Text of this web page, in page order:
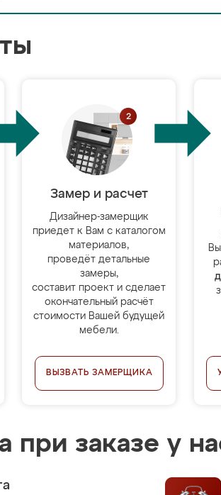
Замер и расчет
Дизайнер-замерщик
приедет к Вам с каталогом
материалов,
проведёт детальные
замеры,
составит проект и сделает
окончательный расчёт
стоимости Вашей будущей
мебели.
ВЫЗВАТЬ ЗАМЕРЩИКА
при заказе у